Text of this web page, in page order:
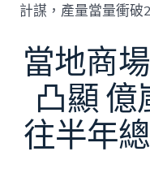
計謀，產量當量衝破
當地商
凸顯
往半年